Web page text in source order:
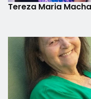
Tereza Maria